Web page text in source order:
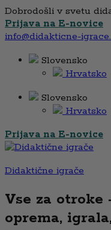
Dobrodošli v svetu
Prijava na E-novice
info@didakticne-
Slovensko
Hrvatsko
Slovensko
Hrvatsko
Prijava na E-novice
Didaktične igrače
Vse za otroke
oprema,